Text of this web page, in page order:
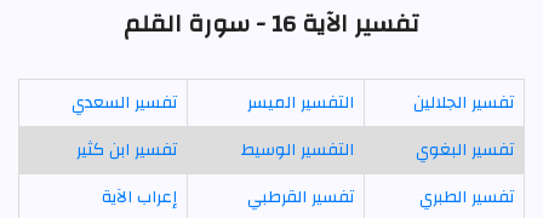
تفسير الآية 16 - سورة القلم
تفسير الجلالين التفسير الميسر
تفسير السعدي
تفسير البغوي
التفسير الوسيط
تفسير ابن كثير
تفسير الطبري
تفسير القرطبي إعراب الآية